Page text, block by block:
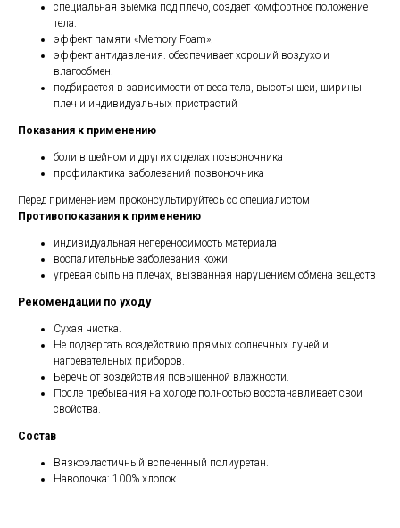
специальная выемка под плечо, создает комфортное положение
тела.
эффект памяти «Memory Foam».
эффект антидавления. обеспечивает хороший воздухо и
влагообмен.
подбирается в зависимости от веса тела, высоты шеи, ширины
плеч и индивидуальных пристрастий
Показания к применению
боли в шейном и других отделах позвоночника
профилактика заболеваний позвоночника
Перед применением проконсультируйтесь со специалистом
Противопоказания к применению
индивидуальная непереносимость материала
воспалительные заболевания кожи
угревая сыпь на плечах, вызванная нарушением обмена веществ
Рекомендации по уходу
Cухая чистка.
Не подвергать воздействию прямых солнечных лучей и
нагревательных приборов.
Беречь от воздействия повышенной влажности.
После пребывания на холоде полностью восстанавливает свои
свойства.
Состав
Вязкоэластичный вспененный полиуретан.
Наволочка: 100% хлопок.